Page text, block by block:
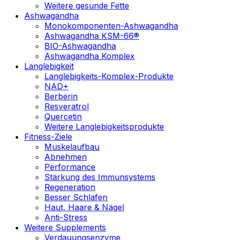
Weitere gesunde Fette
Ashwagandha
Monokomponenten-Ashwagandha
Ashwagandha KSM-66®
BIO-Ashwagandha
Ashwagandha Komplex
Langlebigkeit
Langlebigkeits-Komplex-Produkte
NAD+
Berberin
Resveratrol
Quercetin
Weitere Langlebigkeitsprodukte
Fitness-Ziele
Muskelaufbau
Abnehmen
Performance
Stärkung des Immunsystems
Regeneration
Besser Schlafen
Haut, Haare & Nägel
Anti-Stress
Weitere Supplements
Verdauungsenzyme